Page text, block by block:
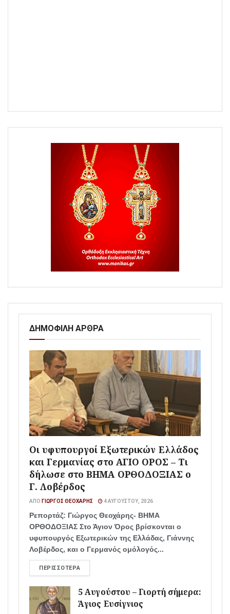
ΔΗΜΟΦΙΛΗ ΑΡΘΡΑ
Οι υφυπουργοί Εξωτερικών Ελλάδος
και Γερμανίας στο ΑΓΙΟ ΟΡΟΣ – Τι
δήλωσε στο ΒΗΜΑ ΟΡΘΟΔΟΞΙΑΣ ο
Γ. Λοβέρδος
ΑΠΌ ΓΙΏΡΓΟΣ ΘΕΟΧΆΡΗΣ 4 ΑΥΓΟΎΣΤΟΥ, 2026
Ρεπορτάζ: Γιώργος Θεοχάρης- ΒΗΜΑ
ΟΡΘΟΔΟΞΙΑΣ Στο Άγιον Όρος βρίσκονται ο
υφυπουργός Εξωτερικών της Ελλάδας, Γιάννης
Λοβέρδος, και ο Γερμανός ομόλογός...
ΠΕΡΙΣΣΌΤΕΡΑ
5 Αυγούστου – Γιορτή σήμερα:
Άγιος Ευσίγνιος